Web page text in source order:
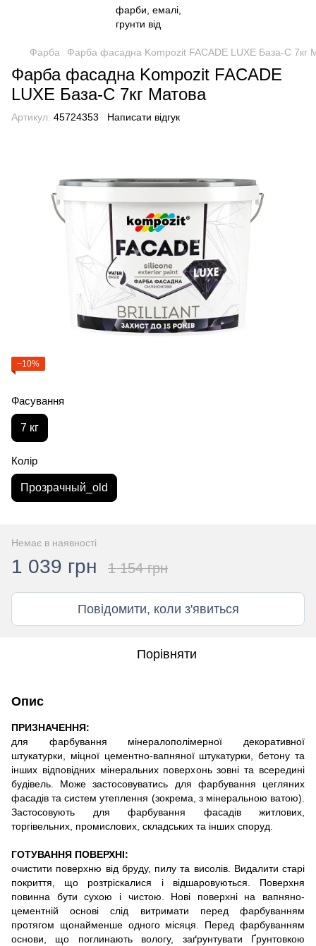
Фарба Фарба фасадна Kompozit FACADE LUXE База-С 7кг
Фарба фасадна Kompozit FACADE
LUXE База-С 7кг Матова
Артикул: 45724353 Написати відгук
−10%
Фасування
7 кг
Колір
Прозрачный_old
Немає в наявності
1 039 грн 1 154 грн
Повідомити, коли з'явиться
Порівняти
Опис
ПРИЗНАЧЕННЯ:
для фарбування мінералополімерної декоративної
штукатурки, міцної цементно-вапняної штукатурки, бетону та
інших відповідних мінеральних поверхонь зовні та всередині
будівель. Може застосовуватись для фарбування цегляних
фасадів та систем утеплення (зокрема, з мінеральною ватою).
Застосовують для фарбування фасадів житлових,
торгівельних, промислових, складських та інших споруд.
ГОТУВАННЯ ПОВЕРХНІ:
очистити поверхню від бруду, пилу та висолів. Видалити старі
покриття, що розтріскалися і відшаровуються. Поверхня
повинна бути сухою і чистою. Нові поверхні на вапняно-
цементній основі слід витримати перед фарбуванням
протягом щонайменше одного місяця. Перед фарбуванням
основи, що поглинають вологу, заґрунтувати Ґрунтовкою